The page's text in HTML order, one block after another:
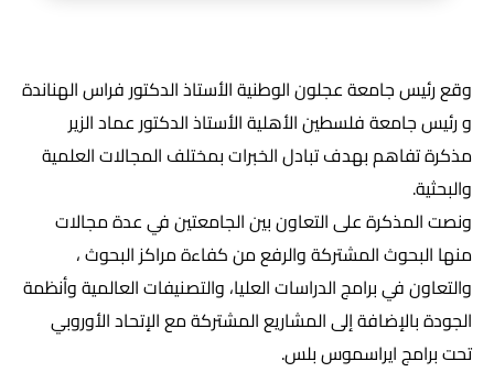
وقع رئيس جامعة عجلون الوطنية الأستاذ الدكتور فراس الهناندة
و رئيس جامعة فلسطين الأهلية الأستاذ الدكتور عماد الزير
مذكرة تفاهم بهدف تبادل الخبرات بمختلف المجالات العلمية
والبحثية.
ونصت المذكرة على التعاون بين الجامعتين في عدة مجالات
منها البحوث المشتركة والرفع من كفاءة مراكز البحوث ،
والتعاون في برامج الدراسات العليا، والتصنيفات العالمية وأنظمة
الجودة بالإضافة إلى المشاريع المشتركة مع الإتحاد الأوروبي
تحت برامج ايراسموس بلس.